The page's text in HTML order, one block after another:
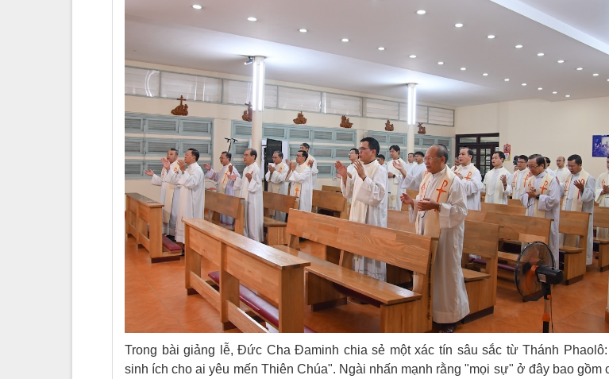
Trong bài giảng lễ, Đức Cha Đaminh chia sẻ một xác tín sâu sắc từ Thánh
sinh ích cho ai yêu mến Thiên Chúa". Ngài nhấn mạnh rằng "mọi sự" ở đây bao gồm